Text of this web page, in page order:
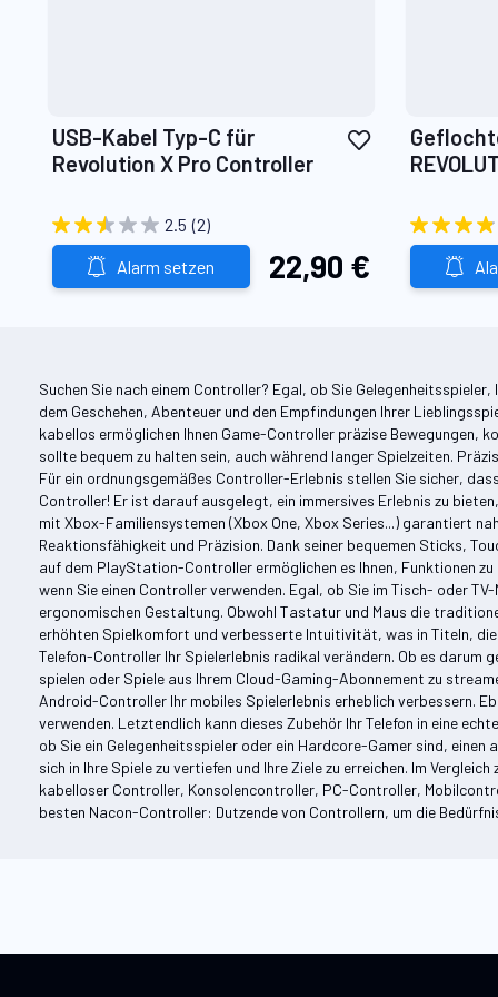
USB-Kabel Typ-C für
Revolution X Pro Controller
Zur
Wunschliste
2.5 (2)
22,90 €
Alarm setzen
Suchen Sie nach einem Controller? Egal, ob Sie
dem Geschehen, Abenteuer und den Empfindungen Ihrer
kabellos ermöglichen Ihnen Game-Controller präzise Bewegungen,
sollte bequem zu halten sein, auch während langer Spielzeiten.
Für ein ordnungsgemäßes Controller-Erlebnis stellen Sie sicher,
Controller! Er ist darauf ausgelegt, ein immersives Erlebnis zu
mit Xbox-Familiensystemen (Xbox One, Xbox Series...) garantiert
Reaktionsfähigkeit und Präzision. Dank seiner bequemen Sticks,
auf dem PlayStation-Controller ermöglichen es Ihnen, Funktionen
wenn Sie einen Controller verwenden. Egal, ob Sie im Tisch- oder
ergonomischen Gestaltung. Obwohl Tastatur und Maus die
erhöhten Spielkomfort und verbesserte Intuitivität, was in Titeln, die
Telefon-Controller Ihr Spielerlebnis radikal verändern. Ob es darum
spielen oder Spiele aus Ihrem Cloud-Gaming-Abonnement zu
Android-Controller Ihr mobiles Spielerlebnis erheblich verbessern.
verwenden. Letztendlich kann dieses Zubehör Ihr Telefon in eine
ob Sie ein Gelegenheitsspieler oder ein Hardcore-Gamer sind,
sich in Ihre Spiele zu vertiefen und Ihre Ziele zu erreichen. Im
kabelloser Controller, Konsolencontroller, PC-Controller,
besten Nacon-Controller: Dutzende von Controllern, um die